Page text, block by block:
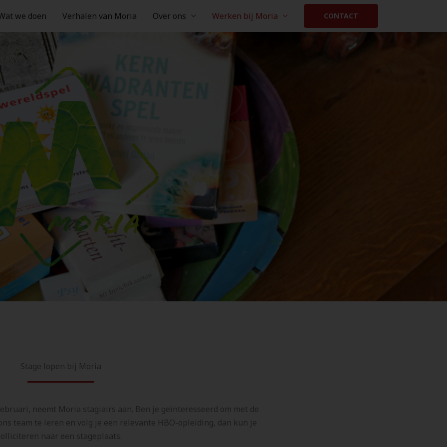
we doen Verhalen van Moria Over ons Werken bij Moria CONTACT
Stage lopen bij Moria
neemt Moria stagiairs aan. Ben je geïnteresseerd om met de
team te leren en volg je een relevante HBO-opleiding, dan kun je
naar een stageplaats.